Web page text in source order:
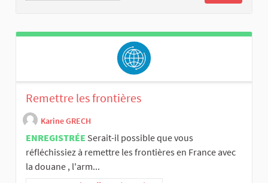
Remettre les frontières
Karine GRECH
ENREGISTRÉE Serait-il possible que vous
réfléchissiez à remettre les frontières en France avec
la douane , l'arm...